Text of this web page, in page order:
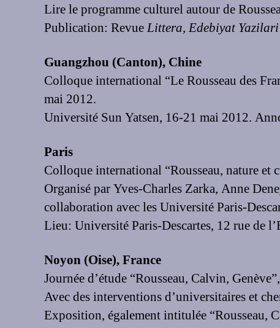
Lire le programme culturel autour de
Publication: RevueLittera, Edebiyat Yazilari
Guangzhou (Canton), Chine
Colloque international “Le Rousseau des
mai 2012.
Université Sun Yatsen, 16-21 mai 2012.
Paris
Colloque international “Rousseau, nature
Organisé par Yves-Charles Zarka, Anne
collaboration avec les Université Paris-
Lieu: Université Paris-Descartes, 12 rue de
Noyon (Oise), France
Journée d’étude “Rousseau, Calvin,
Avec des interventions d’universitaires et
Exposition, également intitulée “Rousseau,